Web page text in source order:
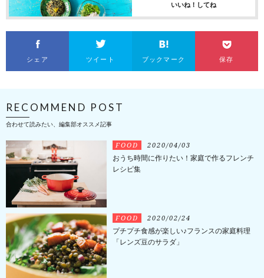
いいね！してね
シェア ツイート ブックマーク 保存
RECOMMEND POST
合わせて読みたい、編集部オススメ記事
FOOD 2020/04/03
おうち時間に作りたい！家庭で作るフレンチ
レシピ集
FOOD 2020/02/24
プチプチ食感が楽しい♪フランスの家庭料理
「レンズ豆のサラダ」